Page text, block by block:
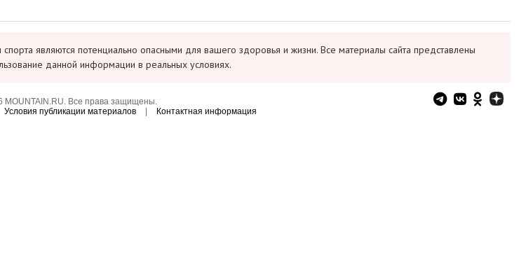
являются потенциально опасными для вашего здоровья и жизни. Все материалы сайта представлены
данной информации в реальных условиях.
MOUNTAIN.RU. Все права защищены.
Условия публикации материалов Контактная информация